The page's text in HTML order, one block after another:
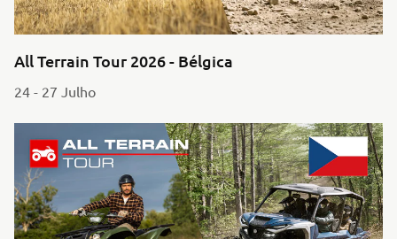
All Terrain Tour 2026 - Bélgica
24 - 27 Julho